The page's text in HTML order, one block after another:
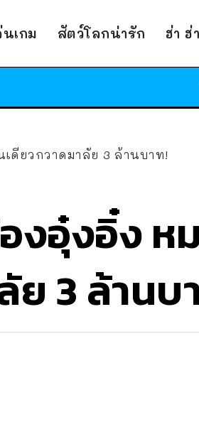
นเกม สัตว์โลกน่ารัก ฮ่า ฮ่
ดียวกวาดมาลัย 3 ล้านบาท!
งอุ๋งอิ๋ง ห
ย 3 ล้านบ